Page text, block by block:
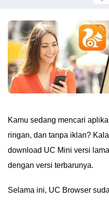
Kamu sedang mencari
ringan, dan tanpa iklan?
download UC Mini versi
dengan versi terbarunya.
Selama ini, UC Browser